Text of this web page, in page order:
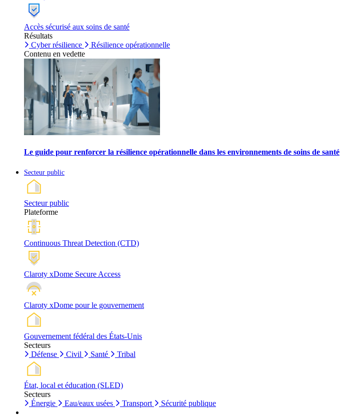
Accès sécurisé aux soins de santé
Résultats
Cyber résilience
Résilience opérationnelle
Contenu en vedette
Le guide pour renforcer la résilience opérationnelle dans les environnements de soins de santé
Secteur public
Secteur public
Plateforme
Continuous Threat Detection (CTD)
Claroty xDome Secure Access
Claroty xDome pour le gouvernement
Gouvernement fédéral des États-Unis
Secteurs
Défense
Civil Santé Tribal
État, local et éducation (SLED)
Secteurs
Énergie
Eau/eaux usées Transport Sécurité publique